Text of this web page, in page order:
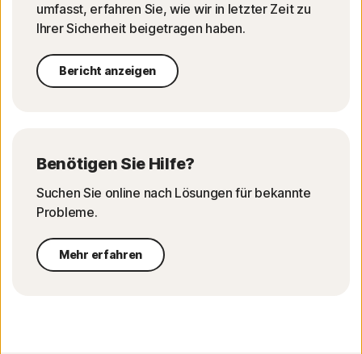
umfasst, erfahren Sie, wie wir in letzter Zeit zu
Ihrer Sicherheit beigetragen haben.
Bericht anzeigen
Benötigen Sie Hilfe?
Suchen Sie online nach Lösungen für bekannte
Probleme.
Mehr erfahren